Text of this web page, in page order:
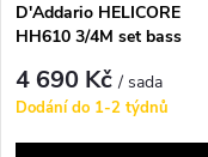
D'Addario HELICORE
HH610 3/4M set bass
4 690 Kč/ sada
Dodání do 1-2 týdnů